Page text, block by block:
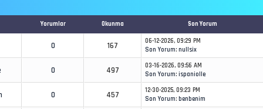
Yorumlar Okunma Son Yorum
0 167
06-12-2026, 09:29 PM
Son Yorum: nullsix
0 497
03-16-2026, 09:56 AM
Son Yorum: ispaniolle
0 457
12-30-2025, 09:23 PM
Son Yorum: benbenim